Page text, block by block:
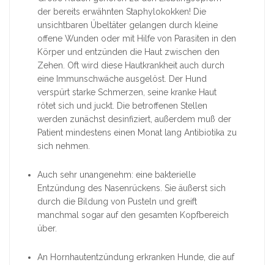
der bereits erwähnten Staphylokokken! Die
unsichtbaren Übeltäter gelangen durch kleine
offene Wunden oder mit Hilfe von Parasiten in den
Körper und entzünden die Haut zwischen den
Zehen. Oft wird diese Hautkrankheit auch durch
eine Immunschwäche ausgelöst. Der Hund
verspürt starke Schmerzen, seine kranke Haut
rötet sich und juckt. Die betroffenen Stellen
werden zunächst desinfiziert, außerdem muß der
Patient mindestens einen Monat lang Antibiotika zu
sich nehmen.
Auch sehr unangenehm: eine bakterielle
Entzündung des Nasenrückens. Sie äußerst sich
durch die Bildung von Pusteln und greift
manchmal sogar auf den gesamten Kopfbereich
über.
An Hornhautentzündung erkranken Hunde, die auf